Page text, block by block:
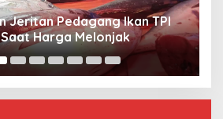
Jeritan Pedagang Ikan TPI
Harga Melonjak